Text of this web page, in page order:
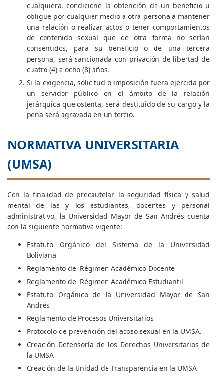
cualquiera, condicione la obtención de un beneficio u
obligue por cualquier medio a otra persona a mantener
una relación o realizar actos o tener comportamientos
de contenido sexual que de otra forma no serían
consentidos, para su beneficio o de una tercera
persona, será sancionada con privación de libertad de
cuatro (4) a ocho (8) años.
Si la exigencia, solicitud o imposición fuera ejercida por
un servidor público en el ámbito de la relación
jerárquica que ostenta, será destituido de su cargo y la
pena será agravada en un tercio.
NORMATIVA UNIVERSITARIA
(UMSA)
Con la finalidad de precautelar la seguridad física y salud
mental de las y los estudiantes, docentes y personal
administrativo, la Universidad Mayor de San Andrés cuenta
con la siguiente normativa vigente:
Estatuto Orgánico del Sistema de la Universidad
Boliviana
Reglamento del Régimen Académico Docente
Reglamento del Régimen Académico Estudiantil
Estatuto Orgánico de la Universidad Mayor de San
Andrés
Reglamento de Procesos Universitarios
Protocolo de prevención del acoso sexual en la UMSA.
Creación Defensoría de los Derechos Universitarios de
la UMSA
Creación de la Unidad de Transparencia en la UMSA